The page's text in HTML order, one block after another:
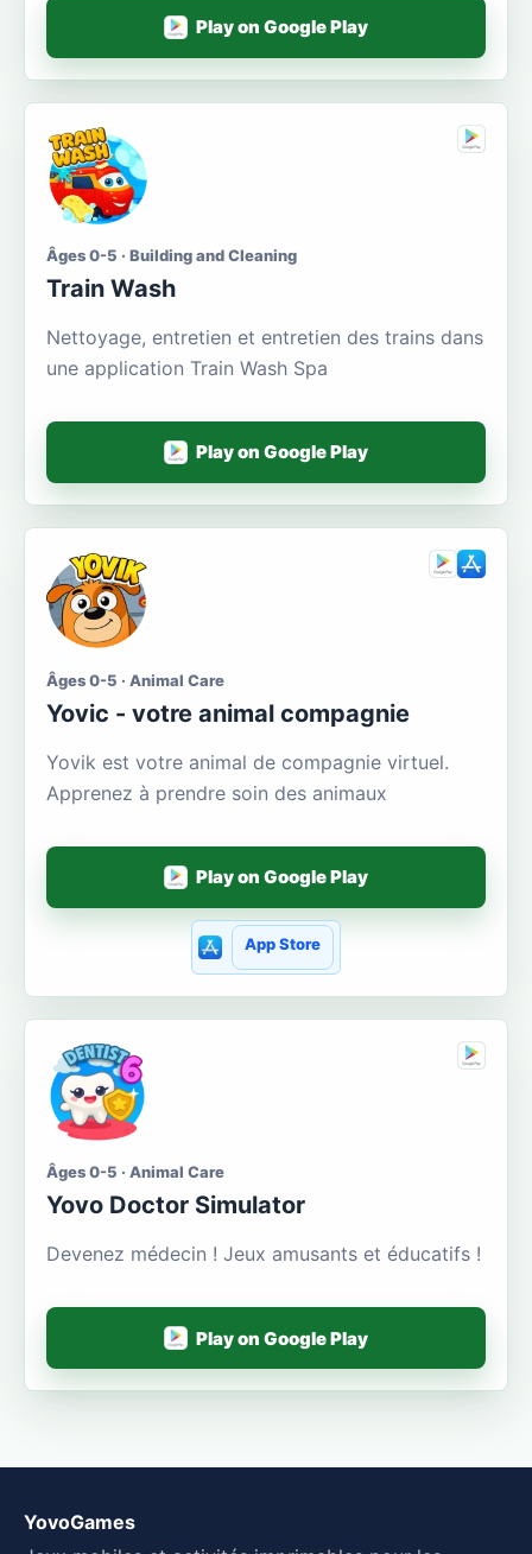
Play on Google Play
Âges 0-5 · Building and Cleaning
Train Wash
Nettoyage, entretien et entretien des trains dans
une application Train Wash Spa
Play on Google Play
Âges 0-5 · Animal Care
Yoviс - votre animal compagnie
Yovik est votre animal de compagnie virtuel.
Apprenez à prendre soin des animaux
Play on Google Play
App Store
Âges 0-5 · Animal Care
Yovo Doctor Simulator
Devenez médecin ! Jeux amusants et éducatifs !
Play on Google Play
YovoGames